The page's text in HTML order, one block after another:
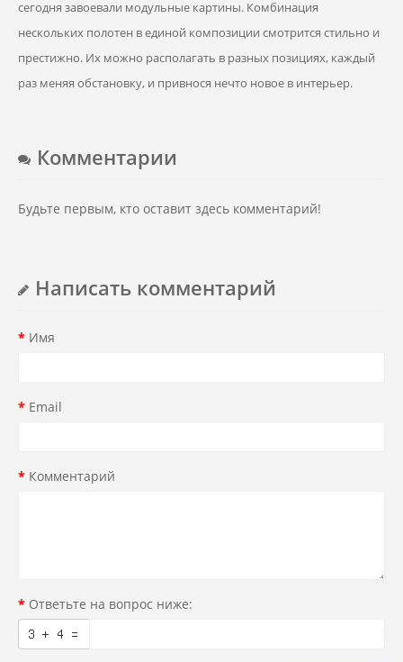
сегодня завоевали модульные картины. Комбинация
нескольких полотен в единой композиции смотрится стильно и
престижно. Их можно располагать в разных позициях, каждый
раз меняя обстановку, и привнося нечто новое в интерьер.
Комментарии
Будьте первым, кто оставит здесь комментарий!
Написать комментарий
Имя
Email
Комментарий
Ответьте на вопрос ниже: